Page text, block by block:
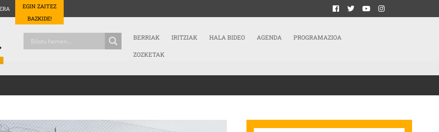
EGIN ZAITEZ
BAZKIDE!
BERRIAK IRITZIAK HALA BIDEO AGENDA PROGRAMAZIOA
ZOZKETAK